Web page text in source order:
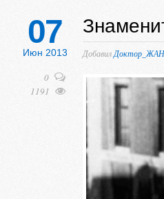
07
Июн 2013
0
1191
ДобавилДоктор_ЖАН